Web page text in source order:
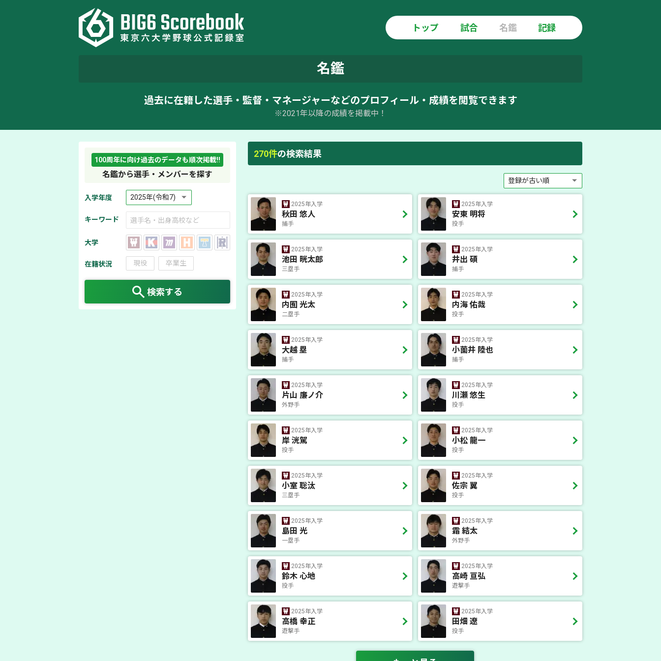
トップ 試合 名鑑 記録
名鑑
過去に在籍した選手・監督・マネージャーなどのプロフィール・成績を閲覧できます
※2021年以降の成績を掲載中！
100周年に向け過去のデータも順次掲載!!
名鑑から選手・メンバーを探す
入学年度
キーワード
大学
在籍状況 現役 卒業生
検索する
270件の検索結果
2025年入学
秋田 悠人
捕手
2025年入学
安東 明将
投手
2025年入学
池田 晄太郎
三塁手
2025年入学
井出 碩
捕手
2025年入学
内囿 光太
二塁手
2025年入学
内海 佑哉
投手
2025年入学
大越 塁
捕手
2025年入学
小薗井 陸也
捕手
2025年入学
片山 廉ノ介
外野手
2025年入学
川瀬 悠生
投手
2025年入学
岸 洸駕
投手
2025年入学
小松 龍一
投手
2025年入学
小室 聡汰
三塁手
2025年入学
佐宗 翼
投手
2025年入学
島田 光
一塁手
2025年入学
霜 結太
外野手
2025年入学
鈴木 心地
投手
2025年入学
高崎 亘弘
遊撃手
2025年入学
高橋 幸正
遊撃手
2025年入学
田畑 遼
投手